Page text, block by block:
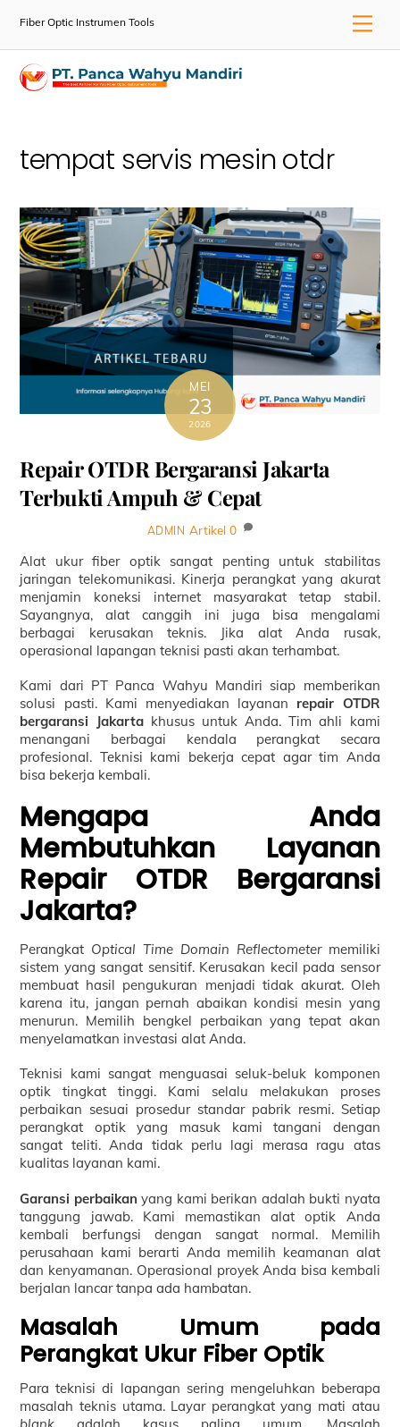
Fiber Optic Instrumen Tools
tempat servis mesin otdr
MEI
23
2026
Repair OTDR Bergaransi Jakarta
Terbukti Ampuh & Cepat
ADMIN Artikel 0
Alat ukur fiber optik sangat penting untuk stabilitas
jaringan telekomunikasi. Kinerja perangkat yang akurat
menjamin koneksi internet masyarakat tetap stabil.
Sayangnya, alat canggih ini juga bisa mengalami
berbagai kerusakan teknis. Jika alat Anda rusak,
operasional lapangan teknisi pasti akan terhambat.
Kami dari PT Panca Wahyu Mandiri siap memberikan
solusi pasti. Kami menyediakan layanan repair OTDR
bergaransi Jakartakhusus untuk Anda. Tim ahli kami
menangani berbagai kendala perangkat secara
profesional. Teknisi kami bekerja cepat agar tim Anda
bisa bekerja kembali.
Mengapa Anda
Membutuhkan Layanan
Repair OTDR Bergaransi
Jakarta?
Perangkat Optical Time Domain Reflectometermemiliki
sistem yang sangat sensitif. Kerusakan kecil pada sensor
membuat hasil pengukuran menjadi tidak akurat. Oleh
karena itu, jangan pernah abaikan kondisi mesin yang
menurun. Memilih bengkel perbaikan yang tepat akan
menyelamatkan investasi alat Anda.
Teknisi kami sangat menguasai seluk-beluk komponen
optik tingkat tinggi. Kami selalu melakukan proses
perbaikan sesuai prosedur standar pabrik resmi. Setiap
perangkat optik yang masuk kami tangani dengan
sangat teliti. Anda tidak perlu lagi merasa ragu atas
kualitas layanan kami.
Garansi perbaikan yang kami berikan adalah bukti nyata
tanggung jawab. Kami memastikan alat optik Anda
kembali berfungsi dengan sangat normal. Memilih
perusahaan kami berarti Anda memilih keamanan alat
dan kenyamanan. Operasional proyek Anda bisa kembali
berjalan lancar tanpa ada hambatan.
Masalah Umum pada
Perangkat Ukur Fiber Optik
Para teknisi di lapangan sering mengeluhkan beberapa
masalah teknis utama. Layar perangkat yang mati atau
blank adalah kasus paling umum. Masalah